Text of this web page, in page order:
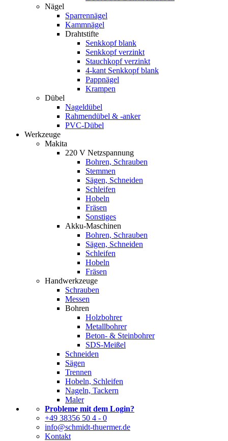
Nägel
Sparrennägel
Kammnägel
Drahtstifte
Senkkopf blank
Senkkopf verzinkt
Stauchkopf verzinkt
4-kant Senkkopf blank
Pappnägel
Krampen
Dübel
Nageldübel
Rahmendübel & -anker
PVC-Dübel
Werkzeuge
Makita
220 V Netzspannung
Bohren, Schrauben
Stemmen
Sägen, Schneiden
Schleifen
Hobeln
Fräsen
Sonstiges
Akku-Maschinen
Bohren, Schrauben
Sägen, Schneiden
Schleifen
Hobeln
Fräsen
Handwerkzeuge
Schrauben
Messen
Bohren
Holzbohrer
Metallbohrer
Beton- & Steinbohrer
SDS-Meißel
Schneiden
Sägen
Trennen
Hobeln, Schleifen
Nageln, Tackern
Maler
Probleme mit dem Login?
+49 38356 50 4 - 0
info@schmidt-thuermer.de
Kontakt